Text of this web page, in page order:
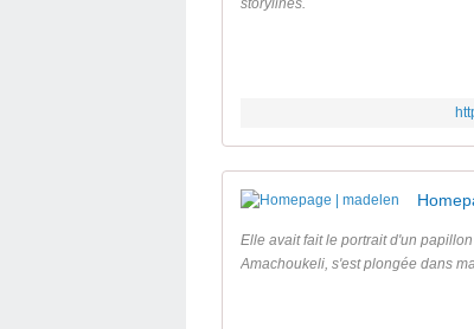
storylines.
Elle avait fait le portrait d'un
Amachoukeli, s'est plongée dans